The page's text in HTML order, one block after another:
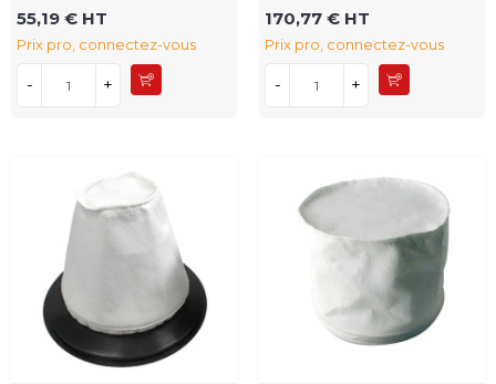
55,19 € HT
Prix pro, connectez-vous
- +
170,77 € HT
Prix pro, connectez-vous
- +